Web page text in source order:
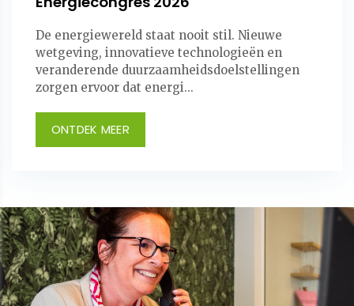
De energiewereld staat nooit stil. Nieuwe
wetgeving, innovatieve technologieën en
veranderende duurzaamheidsdoelstellingen
zorgen ervoor dat energi...
ONTDEK MEER